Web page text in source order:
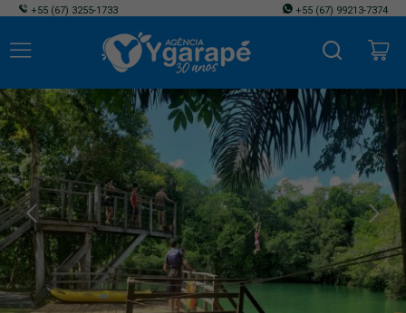
+55 (67) 3255-1733 +55 (67) 99213-7374